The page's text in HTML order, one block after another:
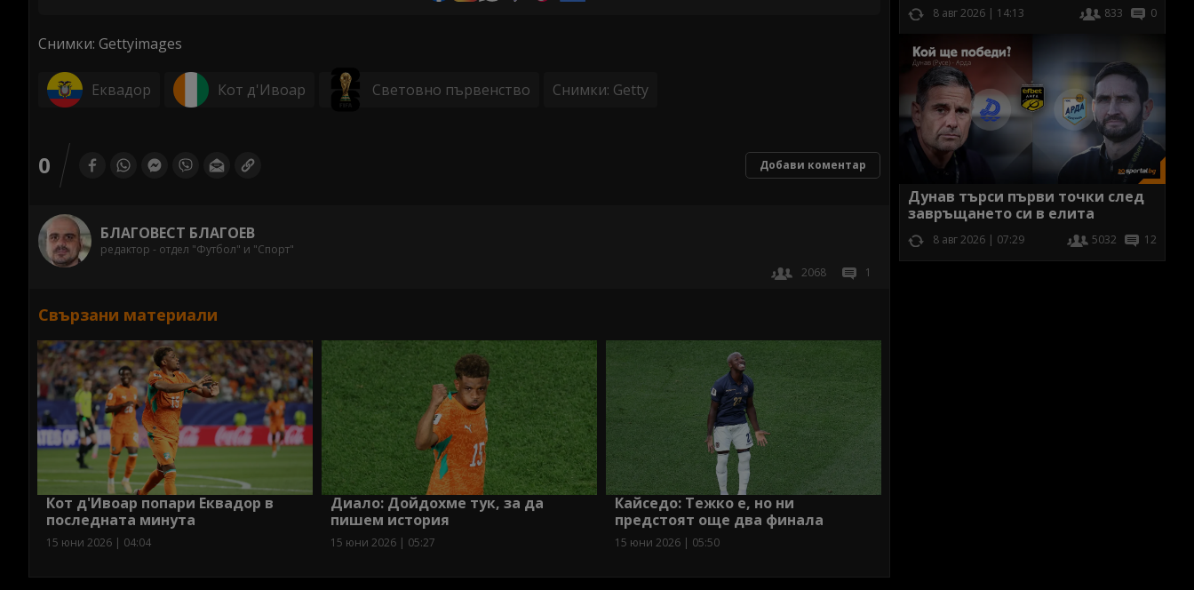
Снимки: Gettyimages
Еквадор Кот д'Ивоар Световно първенство Снимки: Getty
0 Добави коментар
БЛАГОВЕСТ БЛАГОЕВ
редактор - отдел "Футбол" и "Спорт"
2068
1
Свързани материали
Кот д'Ивоар попари Еквадор в
последната минута
15 юни 2026 | 04:04
Диало: Дойдохме тук, за да
пишем история
15 юни 2026 | 05:27
Кайседо: Тежко е, но ни
предстоят още два финала
15 юни 2026 | 05:50
8 авг 2026 | 14:13 833 0
Дунав търси първи точки след
завръщането си в елита
8 авг 2026 | 07:29 5032 12